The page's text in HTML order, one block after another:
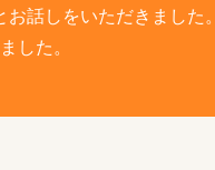
話しをいただきました。
した。